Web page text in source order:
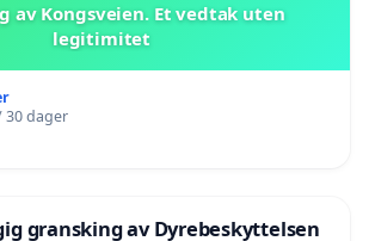
av Kongsveien. Et vedtak uten
legitimitet
30 dager
gransking av Dyrebeskyttelsen